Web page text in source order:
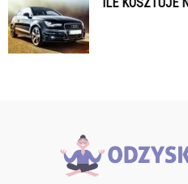
ILE KOSZTUJE